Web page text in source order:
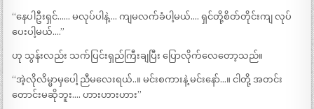
“နေပါဦးရှင်…… မလုပ်ပါနဲ့…. ကျမလက်ခံပါ့မယ်…. ရှင်တို့စိတ်တိုင်းကျ လုပ်
ပေးပါ့မယ်….”
ဟု သွန်းလည်း သက်ပြင်းရှည်ကြီးချပြီး ပြောလိုက်လေတော့သည်။
“အဲ့လိုလိမ္မာမှပေါ့ ညီမလေးရယ်..။ မင်းစကားနဲ့ မင်းနော်…။ ငါတို့ အတင်း
တောင်းမဆိုဘူး…. ဟားဟားဟား”